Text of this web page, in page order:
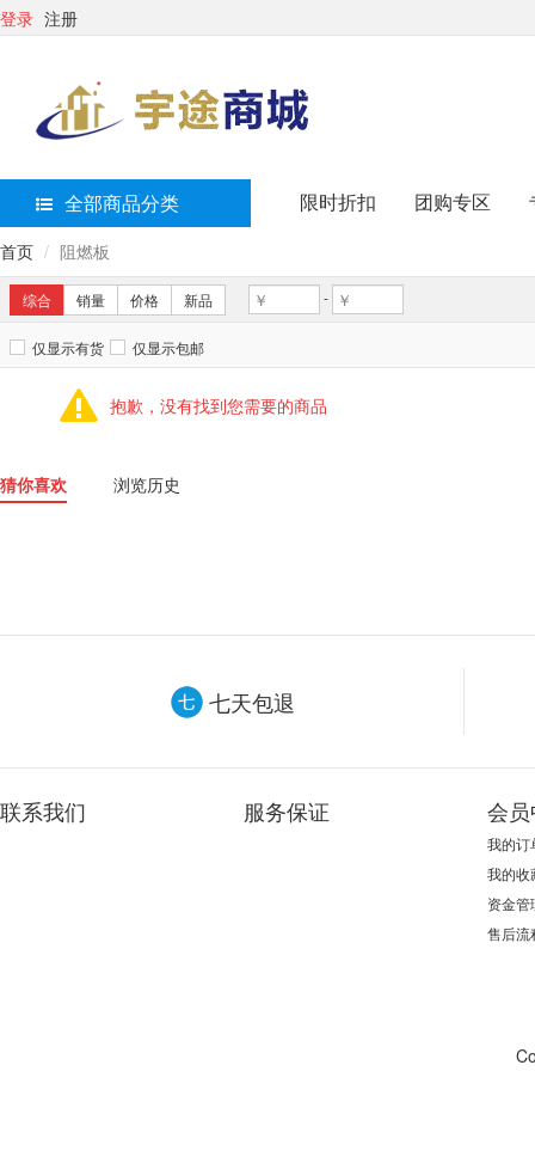
登录 注册
全部商品分类 限时折扣 团购专区
首页 阻燃板
综合 销量 价格 新品 -
仅显示有货 仅显示包邮
抱歉，没有找到您需要的商品
猜你喜欢 浏览历史
七天包退
联系我们 服务保证 会
我的订
我的收
资金管
售后流